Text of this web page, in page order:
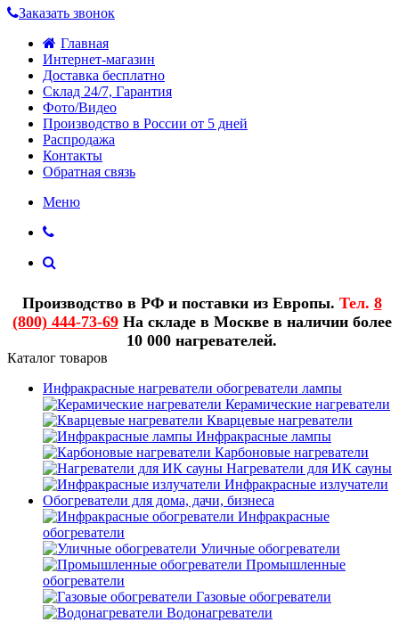
Заказать звонок
Главная
Интернет-магазин
Доставка бесплатно
Склад 24/7, Гарантия
Фото/Видео
Производство в России от 5 дней
Распродажа
Контакты
Обратная связь
Меню
Производство в РФ и поставки из Европы. Тел. 8
(800) 444-73-69На складе в Москве в наличии более
10 000 нагревателей.
Каталог товаров
Инфракрасные нагреватели обогреватели лампы
Керамические нагреватели
Кварцевые нагреватели
Инфракрасные лампы
Карбоновые нагреватели
Нагреватели для ИК сауны
Инфракрасные излучатели
Обогреватели для дома, дачи, бизнеса
Инфракрасные
обогреватели
Уличные обогреватели
Промышленные
обогреватели
Газовые обогреватели
Водонагреватели